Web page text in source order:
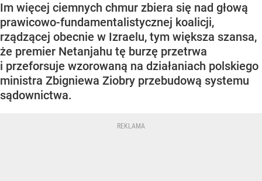
Im więcej ciemnych chmur zbiera się nad głową
prawicowo-fundamentalistycznej koalicji,
rządzącej obecnie w Izraelu, tym większa szansa,
że premier Netanjahu tę burzę przetrwa
i przeforsuje wzorowaną na działaniach polskiego
ministra Zbigniewa Ziobry przebudową systemu
sądownictwa.